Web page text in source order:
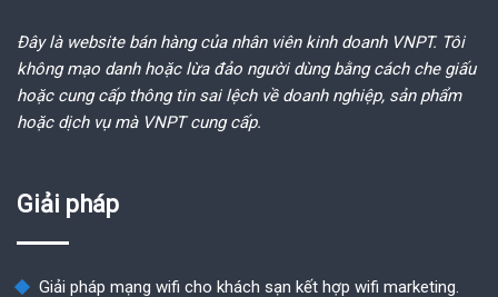
Đây là website bán hàng của nhân viên kinh doanh VNPT. Tôi
không mạo danh hoặc lừa đảo người dùng bằng cách che giấu
hoặc cung cấp thông tin sai lệch về doanh nghiệp, sản phẩm
hoặc dịch vụ mà VNPT cung cấp.
Giải pháp
Giải pháp mạng wifi cho khách sạn kết hợp wifi marketing.